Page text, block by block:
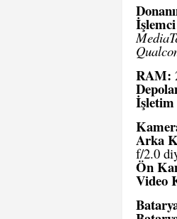
RAM:
İşletim
Arka
f/2.0
Ön
Video